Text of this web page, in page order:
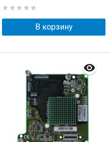
В корзину